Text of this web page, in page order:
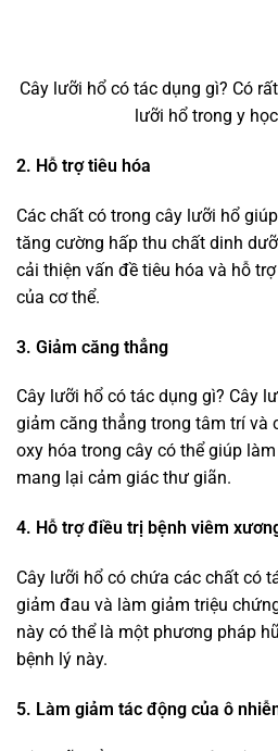
Cây lưỡi hổ có tác dụng gì? Có
lưỡi hổ trong y
2. Hỗ trợ tiêu hóa
Các chất có trong cây lưỡi hổ
tăng cường hấp thu chất dinh
cải thiện vấn đề tiêu hóa và hỗ
của cơ thể.
3. Giảm căng thẳng
Cây lưỡi hổ có tác dụng gì? Cây
giảm căng thẳng trong tâm trí và
oxy hóa trong cây có thể giúp
mang lại cảm giác thư giãn.
4. Hỗ trợ điều trị bệnh viêm
Cây lưỡi hổ có chứa các chất có
giảm đau và làm giảm triệu
này có thể là một phương pháp
bệnh lý này.
5. Làm giảm tác động của ô